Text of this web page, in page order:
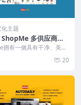
化主题
多供应商Wo
主题 v1.6.2
拥有一侧具有干净、美观
。由于其...
20